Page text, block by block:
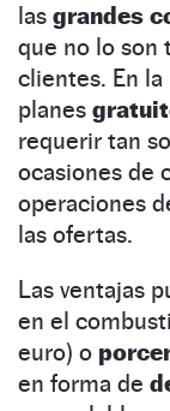
las grandes
que no lo son
clientes. En la
planes
requerir tan
ocasiones de
operaciones
las ofertas.
Las ventajas
en el
euro) o
en forma de